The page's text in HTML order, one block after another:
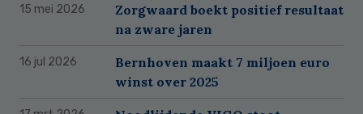
15 mei 2026
Zorgwaard boekt positief resultaat
na zware jaren
16 jul 2026
Bernhoven maakt 7 miljoen euro
winst over 2025